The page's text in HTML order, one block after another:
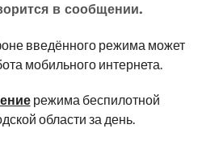
в сообщении.
введённого режима может
мобильного интернета.
режима беспилотной
области за день.